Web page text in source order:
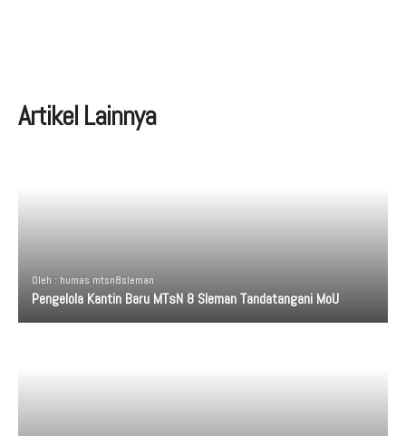
Artikel Lainnya
Oleh : humas mtsn8sleman
Pengelola Kantin Baru MTsN 8 Sleman Tandatangani MoU